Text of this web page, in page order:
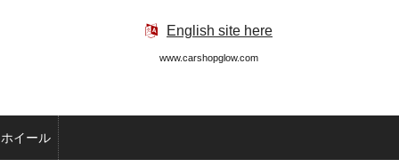
English site here
www.carshopglow.com
ホイール